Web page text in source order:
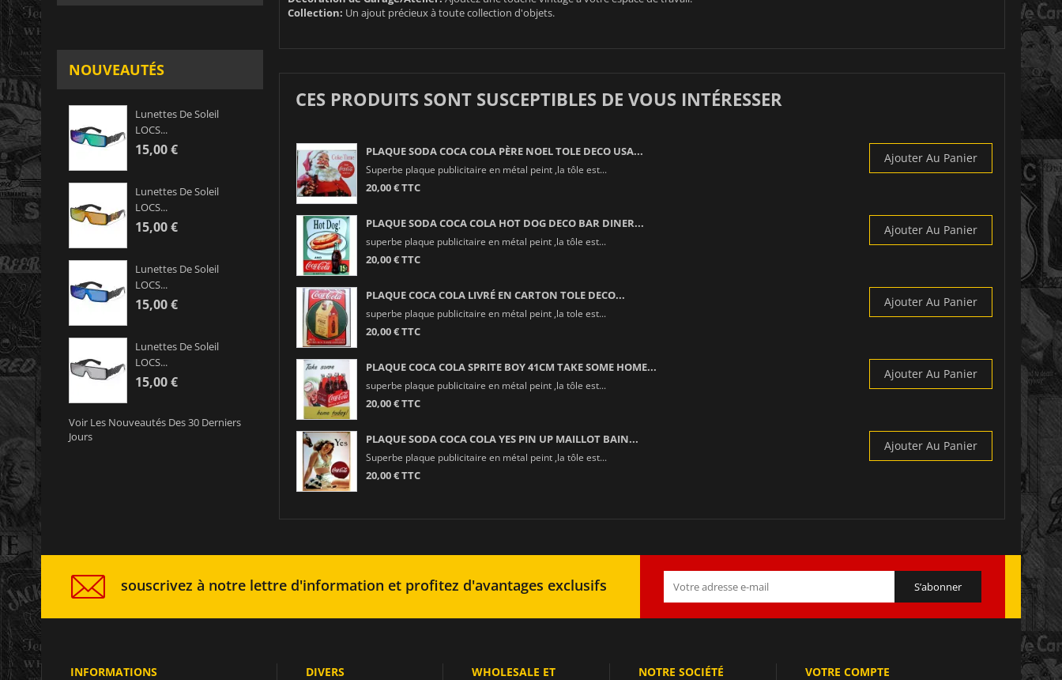
NOUVEAUTÉS
Lunettes De Soleil
LOCS...
15,00 €
Lunettes De Soleil
LOCS...
15,00 €
Lunettes De Soleil
LOCS...
15,00 €
Lunettes De Soleil
LOCS...
15,00 €
Voir Les Nouveautés Des 30 Derniers
Jours
Collection: Un ajout précieux à toute collection d'objets.
CES PRODUITS SONT SUSCEPTIBLES DE VOUS INTÉRESSER
PLAQUE SODA COCA COLA PÈRE NOEL TOLE DECO USA...
Superbe plaque publicitaire en métal peint ,la tôle est...
20,00 € TTC
Ajouter Au Panier
PLAQUE SODA COCA COLA HOT DOG DECO BAR DINER...
superbe plaque publicitaire en métal peint ,la tôle est...
20,00 € TTC
Ajouter Au Panier
PLAQUE COCA COLA LIVRÉ EN CARTON TOLE DECO...
superbe plaque publicitaire en métal peint ,la tole est...
20,00 € TTC
Ajouter Au Panier
PLAQUE COCA COLA SPRITE BOY 41CM TAKE SOME HOME...
superbe plaque publicitaire en métal peint ,la tôle est...
20,00 € TTC
Ajouter Au Panier
PLAQUE SODA COCA COLA YES PIN UP MAILLOT BAIN...
Superbe plaque publicitaire en métal peint ,la tôle est...
20,00 € TTC
Ajouter Au Panier
souscrivez à notre lettre d'information et profitez d'avantages exclusifs
INFORMATIONS DIVERS
WHOLESALE ET
NOTRE SOCIÉTÉ VOTRE COMPTE